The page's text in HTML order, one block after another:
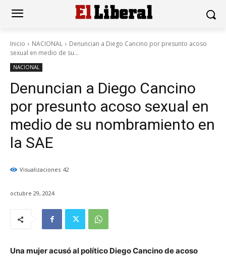
Inicio NACIONAL
Denuncian a Diego Cancino por presunto acoso
sexual en medio de su...
NACIONAL
Denuncian a Diego Cancino
por presunto acoso sexual en
medio de su nombramiento en
la SAE
Visualizaciones 42
octubre 29, 2024
Una mujer acusó al político Diego Cancino de acoso